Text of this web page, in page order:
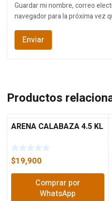
Guardar mi nombre, correo
navegador para la próxima vez
Productos
ARENA CALABAZA 4.5 KL
$19,900
Comprar por
WhatsApp